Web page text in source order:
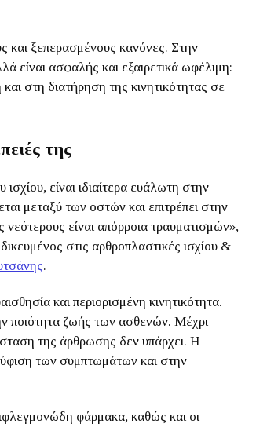
και ξεπερασμένους κανόνες. Στην
είναι ασφαλής και εξαιρετικά ωφέλιμη:
στη διατήρηση της κινητικότητας σε
της
είναι ιδιαίτερα ευάλωτη στην
μεταξύ των οστών και επιτρέπει στην
είναι απόρροια τραυματισμών»,
στις αρθροπλαστικές ισχίου &
.
και περιορισμένη κινητικότητα.
ποιότητα ζωής των ασθενών. Μέχρι
της άρθρωσης δεν υπάρχει. Η
των συμπτωμάτων και στην
φάρμακα, καθώς και οι